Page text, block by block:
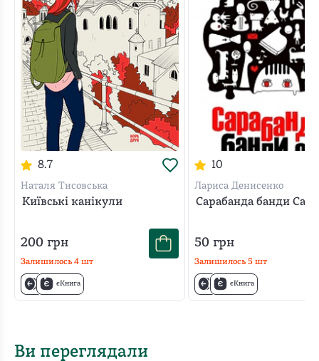
8.7
Наталя Тисовська
Київські канікули
200 грн
Залишилось 4 шт
єКнига
10
Лариса Денисенко
Сарабанда банди Сари
50грн
Залишилось 5шт
єКнига
Ви переглядали